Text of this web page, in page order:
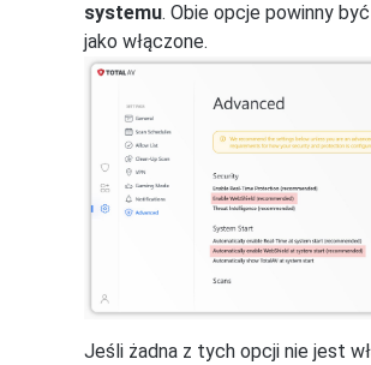
systemu. Obie opcje powinny
jako włączone.
Jeśli żadna z tych opcji nie jest